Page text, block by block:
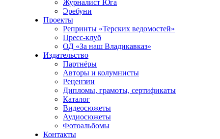
Журналист Юга
Эребуни
Проекты
Репринты «Терских ведомостей»
Пресс-клуб
ОД «За наш Владикавказ»
Издательство
Партнёры
Авторы и колумнисты
Рецензии
Дипломы, грамоты, сертификаты
Каталог
Видеосюжеты
Аудиосюжеты
Фотоальбомы
Контакты